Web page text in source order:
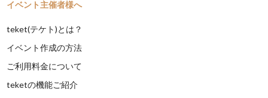
イベント主催者様へ
teket(テケト)とは？
イベント作成の方法
ご利用料金について
teketの機能ご紹介